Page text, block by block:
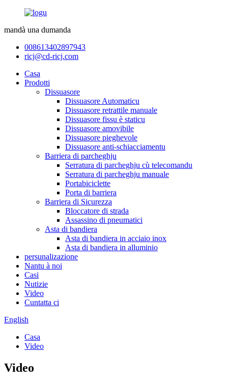
mandà una dumanda
008613402897943
ricj@cd-ricj.com
Casa
Prodotti
Dissuasore
Dissuasore Automaticu
Dissuasore retrattile manuale
Dissuasore fissu è staticu
Dissuasore amovibile
Dissuasore pieghevole
Dissuasore anti-schiacciamentu
Barriera di parcheghju
Serratura di parcheghju cù telecomandu
Serratura di parcheghju manuale
Portabiciclette
Porta di barriera
Barriera di Sicurezza
Bloccatore di strada
Assassino di pneumatici
Asta di bandiera
Asta di bandiera in acciaio inox
Asta di bandiera in alluminio
persunalizazione
Nantu à noi
Casi
Nutizie
Video
Cuntatta ci
English
Casa
Video
Video